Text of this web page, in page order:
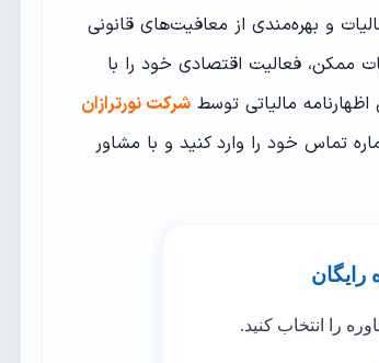
و بهره‌مندی از معافیت‌های قانونی
ممکن، فعالیت اقتصادی خود را با
مالیاتی توسط شرکت نورترازان
تماس خود را وارد کنید و با مشاور
رایگان
را انتخاب کنید.